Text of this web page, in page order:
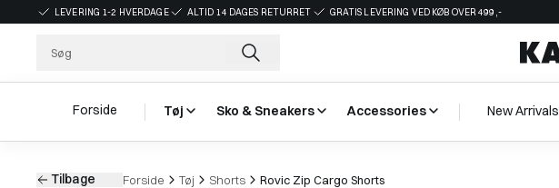
LEVERING 1-2 HVERDAGE ALTID 14 DAGES RETURRET GRATIS LEVERING VED KØB OVER 499,-
Forside Tøj Sko & Sneakers Accessories New Arrivals
Tilbage Forside Tøj Shorts Rovic Zip Cargo Shorts